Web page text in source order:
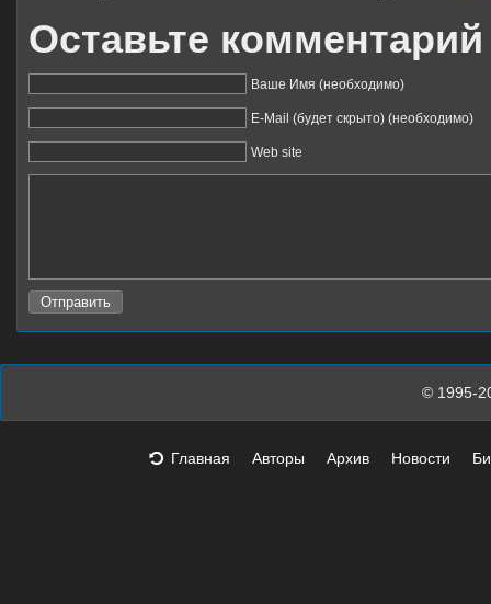
Оставьте комментарий
Ваше Имя (необходимо)
E-Mail (будет скрыто) (необходимо)
Web site
© 1995-
Главная Авторы Архив Новости